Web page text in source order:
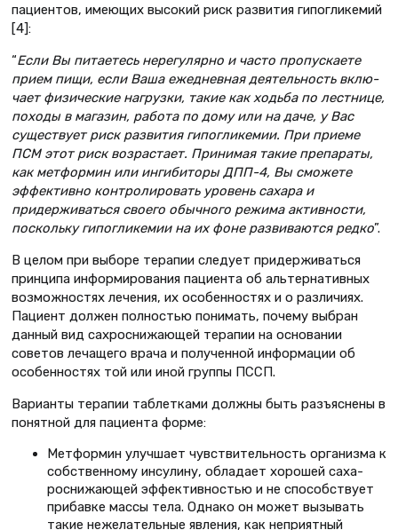
пациентов, имеющих высокий риск развития гипогликемий
[4]:
“Если Вы питаетесь нерегулярно и часто пропускаете
прием пищи, если Ваша ежедневная деятельность вклю­
чает физические нагрузки, такие как ходьба по лестнице,
походы в магазин, работа по дому или на даче, у Вас
суще­ствует риск развития гипогликемии. При приеме
ПСМ этот риск возраста­ет. Принимая такие препараты,
как метформин или ингибиторы ДПП-4, Вы сможете
эффективно контролиро­вать уровень сахара и
придерживаться своего обычного режима активности,
поскольку гипогликемии на их фоне раз­виваются редко”.
В целом при выборе терапии следу­ет придерживаться
принципа инфор­мирования пациента об альтернатив­ных
возможностях лечения, их осо­бенностях и о различиях.
Пациент должен полностью понимать, почему выбран
данный вид сахроснижающей терапии на основании
советов леча­щего врача и полученной информа­ции об
особенностях той или иной группы ПССП.
Варианты терапии таблетками должны быть разъяснены в
понятной для пациента форме:
Метформин улучшает чувствитель­ность организма к
собственному инсулину, обладает хорошей саха­
роснижающей эффективностью и не способствует
прибавке массы тела. Однако он может вызывать
такие нежелательные явления, как неприятный